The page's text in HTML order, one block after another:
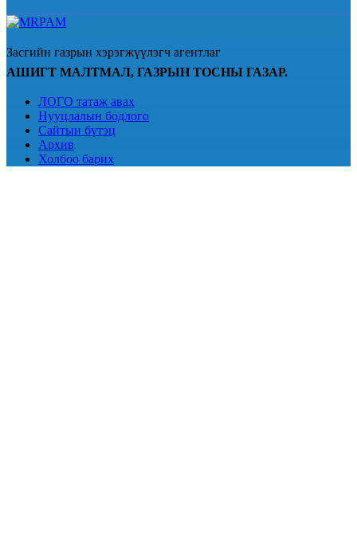
Засгийн газрын хэрэгжүүлэгч агентлаг
АШИГТ МАЛТМАЛ, ГАЗРЫН ТОСНЫ ГАЗАР.
ЛОГО татаж авах
Нууцлалын бодлого
Сайтын бүтэц
Архив
Холбоо барих